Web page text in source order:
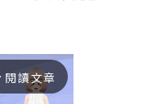
閱讀文章